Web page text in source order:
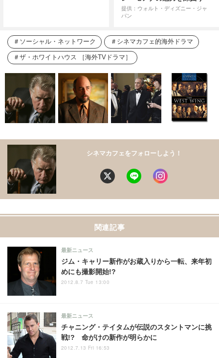
提供：ウォルト・ディズニー・ジャ
パン
ソーシャル・ネットワーク シネマカフェ的海外ドラマ
ザ・ホワイトハウス ［海外TVドラマ］
シネマカフェをフォローしよう！
関連記事
ジム・キャリー新作がお蔵入りから一転、来年初
めにも撮影開始!?
最新ニュース
2012.8.7 Tue 13:00
チャニング・テイタムが伝説のスタントマンに挑
戦!? 命がけの新作が明らかに
最新ニュース
2012.7.13 Fri 16:53